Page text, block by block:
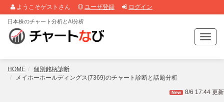
ようこそゲストさん ユーザ登録 ログイン
T
o
g
日本株のチャート分析とAI分析
HOME
個別銘柄診断
メイホーホールディングス(7369)のチャート診断と話題分析
New 8/6 17:44 更新